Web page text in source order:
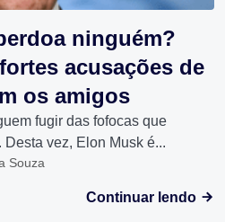
ninguém?
acusações de
os amigos
fugir das fofocas que
vez, Elon Musk é...
Souza
Continuar lendo